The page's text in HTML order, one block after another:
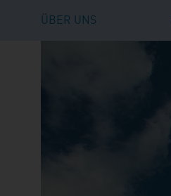
ÜBER UNS